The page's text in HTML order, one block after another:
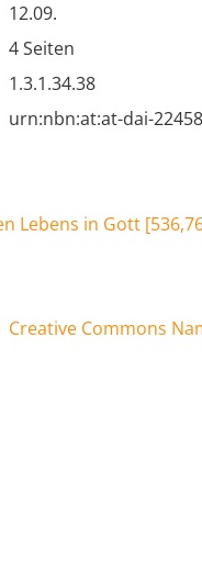
12.09.
4 Seiten
1.3.1.34.38
urn:nbn:at:at-dai-22458
Lebens in Gott [
Creative Commons